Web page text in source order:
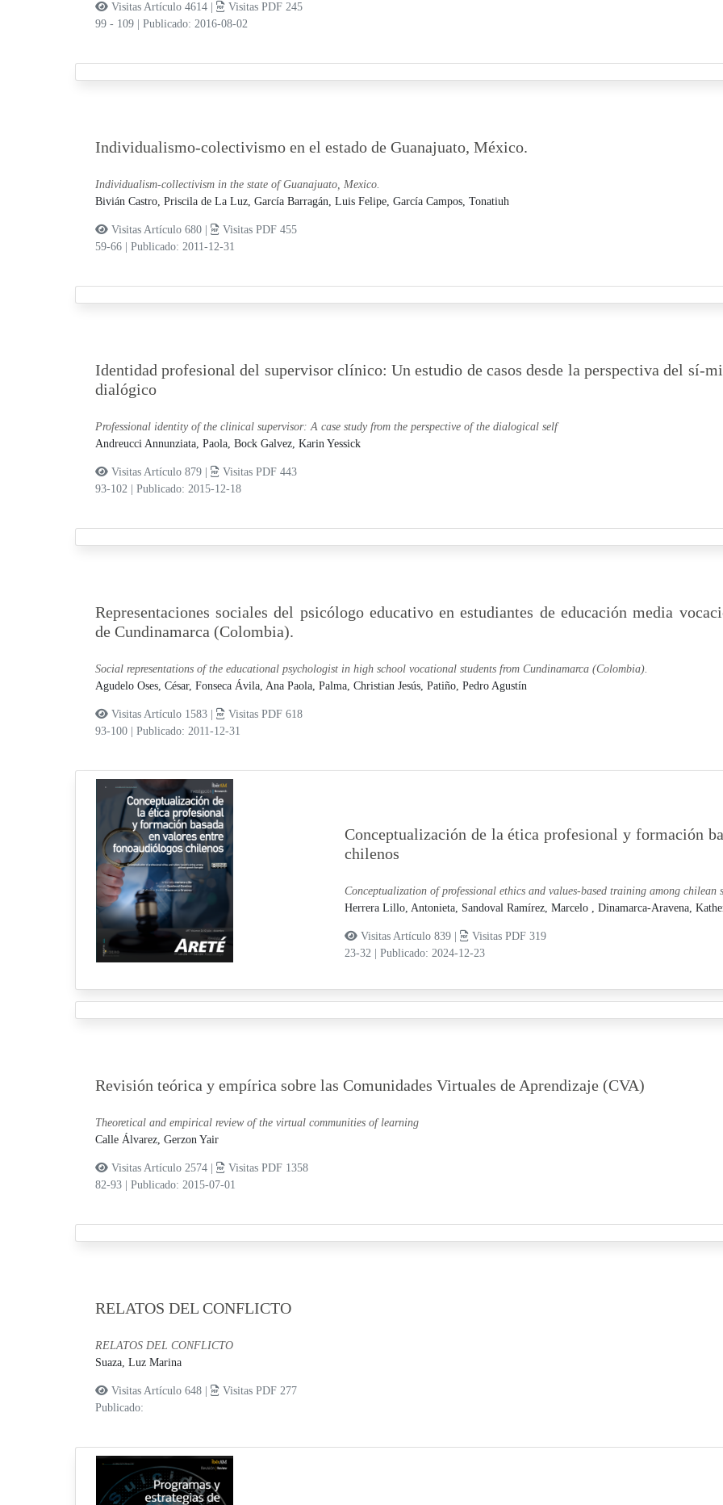
Visitas Artículo 4614 |
Visitas PDF 245
99 - 109
Publicado: 2016-08-02
Individualismo-colectivismo en el estado de Guanajuato, México.
Individualism-collectivism in the state of Guanajuato, Mexico.
Bivián Castro, Priscila de La Luz, García Barragán, Luis Felipe, García Campos, Tonatiuh
Visitas Artículo 680 |
Visitas PDF 455
59-66
Publicado: 2011-12-31
Identidad profesional del supervisor clínico: Un estudio de casos desde la perspectiva del sí-
dialógico
Professional identity of the clinical supervisor: A case study from the perspective of the dialogical self
Andreucci Annunziata, Paola, Bock Galvez, Karin Yessick
Visitas Artículo 879 |
Visitas PDF 443
93-102
Publicado: 2015-12-18
Representaciones sociales del psicólogo educativo en estudiantes de educación media
de Cundinamarca (Colombia).
Social representations of the educational psychologist in high school vocational students from Cundinamarca (Colombia).
Agudelo Oses, César, Fonseca Ávila, Ana Paola, Palma, Christian Jesús, Patiño, Pedro Agustín
Visitas Artículo 1583 |
Visitas PDF 618
93-100
Publicado: 2011-12-31
Conceptualización de la ética profesional y formación
chilenos
Conceptualization of professional ethics and values-based training among chilean
Herrera Lillo, Antonieta, Sandoval Ramírez, Marcelo , Dinamarca-Aravena,
Visitas Artículo 839 |
Visitas PDF 319
23-32
Publicado: 2024-12-23
Revisión teórica y empírica sobre las Comunidades Virtuales de Aprendizaje (CVA)
Theoretical and empirical review of the virtual communities of learning
Calle Álvarez, Gerzon Yair
Visitas Artículo 2574 |
Visitas PDF 1358
82-93
Publicado: 2015-07-01
RELATOS DEL CONFLICTO
RELATOS DEL CONFLICTO
Suaza, Luz Marina
Visitas Artículo 648 |
Visitas PDF 277
Publicado: